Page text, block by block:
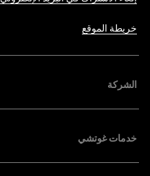
خريطة الموقع
الشركة
خدمات غوتشي